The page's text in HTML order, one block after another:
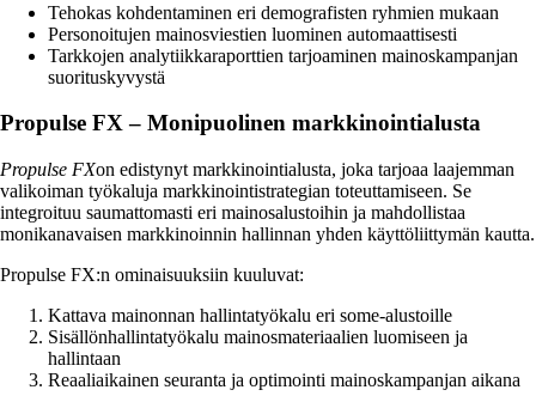
Tehokas kohdentaminen eri demografisten ryhmien mukaan
Personoitujen mainosviestien luominen automaattisesti
Tarkkojen analytiikkaraporttien tarjoaminen mainoskampanjan
suorituskyvystä
Propulse FX – Monipuolinen markkinointialusta
Propulse FXon edistynyt markkinointialusta, joka tarjoaa laajemman
valikoiman työkaluja markkinointistrategian toteuttamiseen. Se
integroituu saumattomasti eri mainosalustoihin ja mahdollistaa
monikanavaisen markkinoinnin hallinnan yhden käyttöliittymän kautta.
Propulse FX:n ominaisuuksiin kuuluvat:
Kattava mainonnan hallintatyökalu eri some-alustoille
Sisällönhallintatyökalu mainosmateriaalien luomiseen ja
hallintaan
Reaaliaikainen seuranta ja optimointi mainoskampanjan aikana